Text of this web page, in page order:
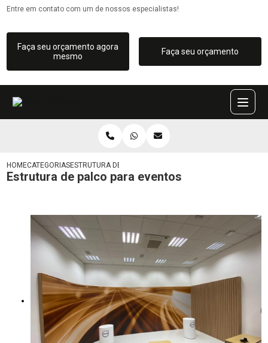
Entre em contato com um de nossos especialistas!
Faça seu orçamento agora
mesmo
Faça seu orçamento
HOMECATEGORIASESTRUTURA DE PALCO PARA EVENTOS
Estrutura de palco para eventos